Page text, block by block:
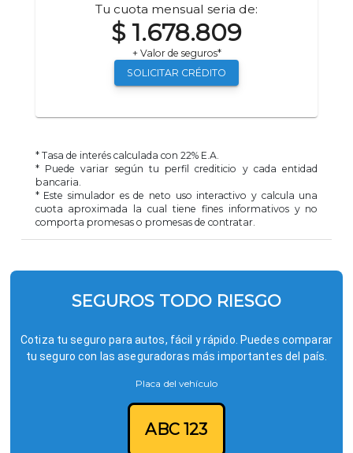
Tu cuota mensual seria de:
$ 1.678.809
+ Valor de seguros*
SOLICITAR CRÉDITO
* Tasa de interés calculada con 22% E.A.
* Puede variar según tu perfil crediticio y cada entidad
bancaria.
* Este simulador es de neto uso interactivo y calcula una
cuota aproximada la cual tiene fines informativos y no
comporta promesas o promesas de contratar.
SEGUROS TODO RIESGO
Cotiza tu seguro para autos, fácil y rápido. Puedes comparar
tu seguro con las aseguradoras más importantes del país.
Placa del vehículo
ABC 123